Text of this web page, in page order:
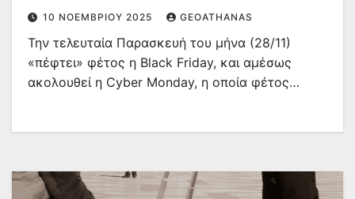
10 ΝΟΕΜΒΡΊΟΥ 2025 GEOATHANAS
Την τελευταία Παρασκευή του μήνα (28/11)
«πέφτει» φέτος η Black Friday, και αμέσως
ακολουθεί η Cyber Monday, η οποία φέτος…